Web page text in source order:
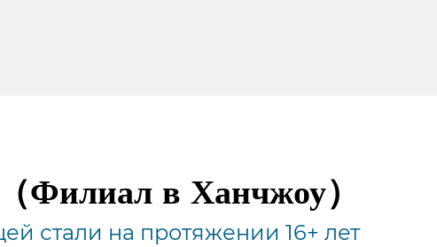
в Ханчжоу）
стали на протяжении 16+ лет